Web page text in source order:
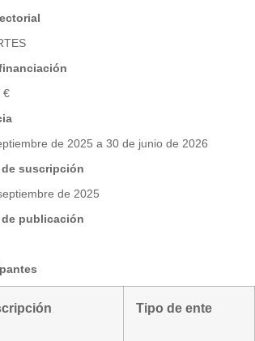
€
de 2025 a 30 de junio de 2026
de suscripción
de 2025
de publicación
Tipo de ente